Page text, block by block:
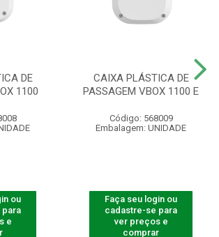
DE
1100
ou
e
CAIXA PLÁSTICA DE
PASSAGEM VBOX 1100 E
Código: 568009
Embalagem: UNIDADE
Faça seu login ou
cadastre-se para
ver preços e
comprar